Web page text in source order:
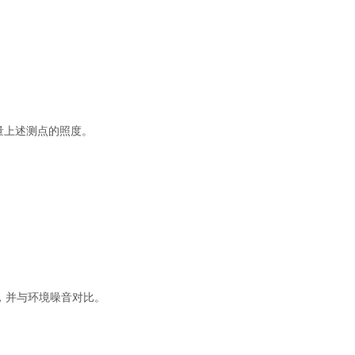
述测点的照度。
与环境噪音对比。